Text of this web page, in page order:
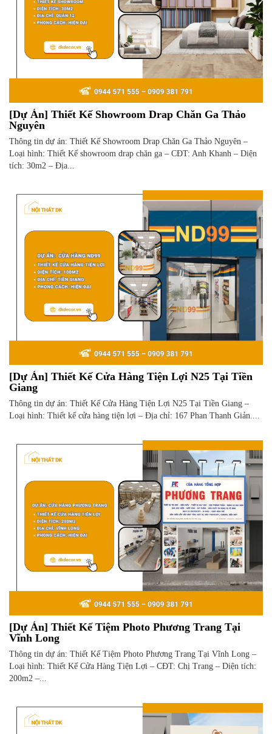
[Dự Án] Thiết Kế Showroom Drap Chăn Ga Thảo
Nguyên
Thông tin dự án: Thiết Kế Showroom Drap Chăn Ga Thảo Nguyên –
Loại hình: Thiết Kế showroom drap chăn ga – CĐT: Anh Khanh – Diện
tích: 30m2 – Địa...
[Dự Án] Thiết Kế Cửa Hàng Tiện Lợi N25 Tại Tiền
Giang
Thông tin dự án: Thiết Kế Cửa Hàng Tiện Lợi N25 Tại Tiền Giang –
Loại hình: Thiết kế cửa hàng tiện lợi – Địa chỉ: 167 Phan Thanh Giản....
[Dự Án] Thiết Kế Tiệm Photo Phương Trang Tại
Vĩnh Long
Thông tin dự án: Thiết Kế Tiệm Photo Phương Trang Tại Vĩnh Long –
Loại hình: Thiết Kế Cửa Hàng Tiện Lợi – CĐT: Chị Trang – Diện tích:
200m2 –...